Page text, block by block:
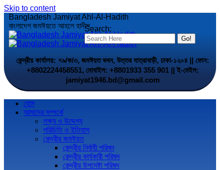
Skip to content
Search:
Bangladesh Jamiyat Ahl-Al-Hadith
বাংলাদেশ জমঈয়তে আহলে হাদীস
কেন্দ্রীয় কার্যালয়: ৭৯/ক/৩, জমঈয়ত ভবন, উত্তর যাত্রাবাড়ী, ঢাকা-১২০৪ || ফোন:
+8802224458551, মোবাইল: +8801933 355 901 || ই-মেইল:
jamiyat1946.bd@gmail.com
হোম
আমাদের সম্পর্কে
লক্ষ্য ও উদ্দেশ্য
পরিচিতি ও ইতিহাস
কেন্দ্রীয় জমঈয়ত
কেন্দ্রীয় নির্বাহী পরিষদ
কেন্দ্রীয় কার্যকারী পরিষদ
কেন্দ্রীয় উপদেষ্টা পরিষদ